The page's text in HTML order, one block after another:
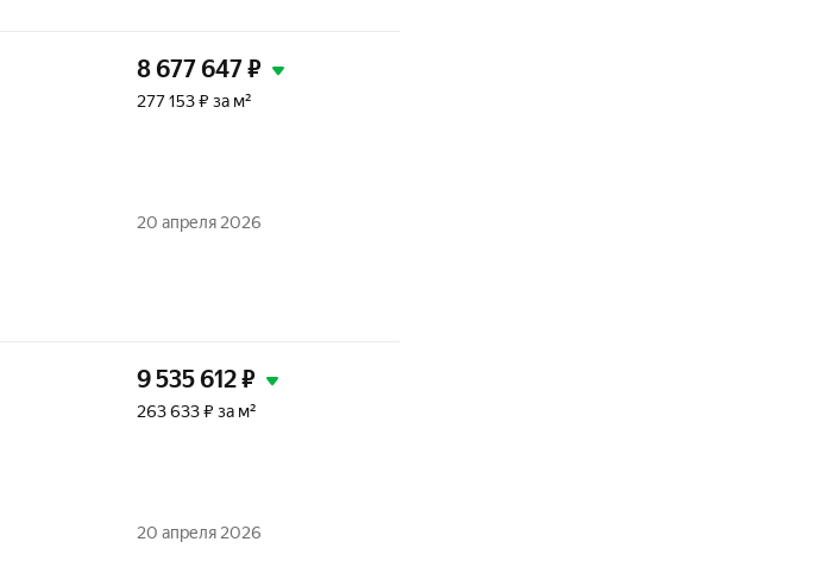
8 677 647₽
277 153 ₽ за м²
20 апреля 2026
9 535 612₽
263 633 ₽ за м²
20 апреля 2026